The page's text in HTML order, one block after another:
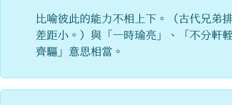
比喻彼此的能力不相上下。（古代兄弟
差距小。）與「一時瑜亮」、「不分軒
齊驅」意思相當。